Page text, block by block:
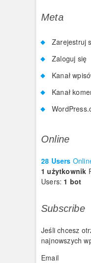
Meta
Zarejestruj
Zaloguj się
Kanał
Kanał
Online
28 Users
1 użytkownik
Users: 1 bot
Subscribe
Jeśli chcesz
najnowszych
Email